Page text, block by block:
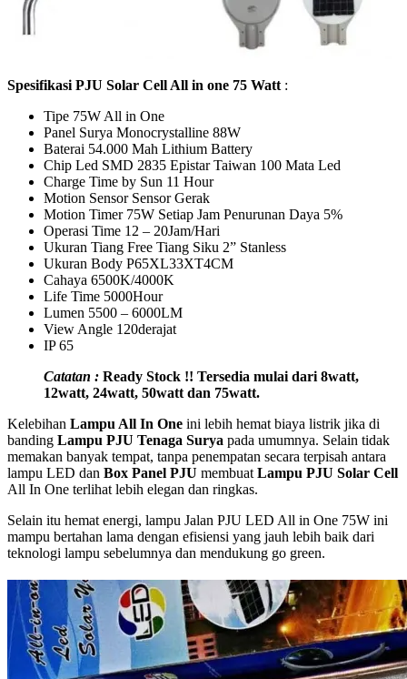
Spesifikasi PJU Solar Cell All in one 75 Watt :
Tipe 75W All in One
Panel Surya Monocrystalline 88W
Baterai 54.000 Mah Lithium Battery
Chip Led SMD 2835 Epistar Taiwan 100 Mata Led
Charge Time by Sun 11 Hour
Motion Sensor Sensor Gerak
Motion Timer 75W Setiap Jam Penurunan Daya 5%
Operasi Time 12 – 20Jam/Hari
Ukuran Tiang Free Tiang Siku 2” Stanless
Ukuran Body P65XL33XT4CM
Cahaya 6500K/4000K
Life Time 5000Hour
Lumen 5500 – 6000LM
View Angle 120derajat
IP 65
Catatan : Ready Stock !! Tersedia mulai dari 8watt,
12watt, 24watt, 50watt dan 75watt.
Kelebihan Lampu All In One ini lebih hemat biaya listrik jika di
banding Lampu PJU Tenaga Surya pada umumnya. Selain tidak
memakan banyak tempat, tanpa penempatan secara terpisah antara
lampu LED dan Box Panel PJU membuat Lampu PJU Solar Cell
All In One terlihat lebih elegan dan ringkas.
Selain itu hemat energi, lampu Jalan PJU LED All in One 75W ini
mampu bertahan lama dengan efisiensi yang jauh lebih baik dari
teknologi lampu sebelumnya dan mendukung go green.